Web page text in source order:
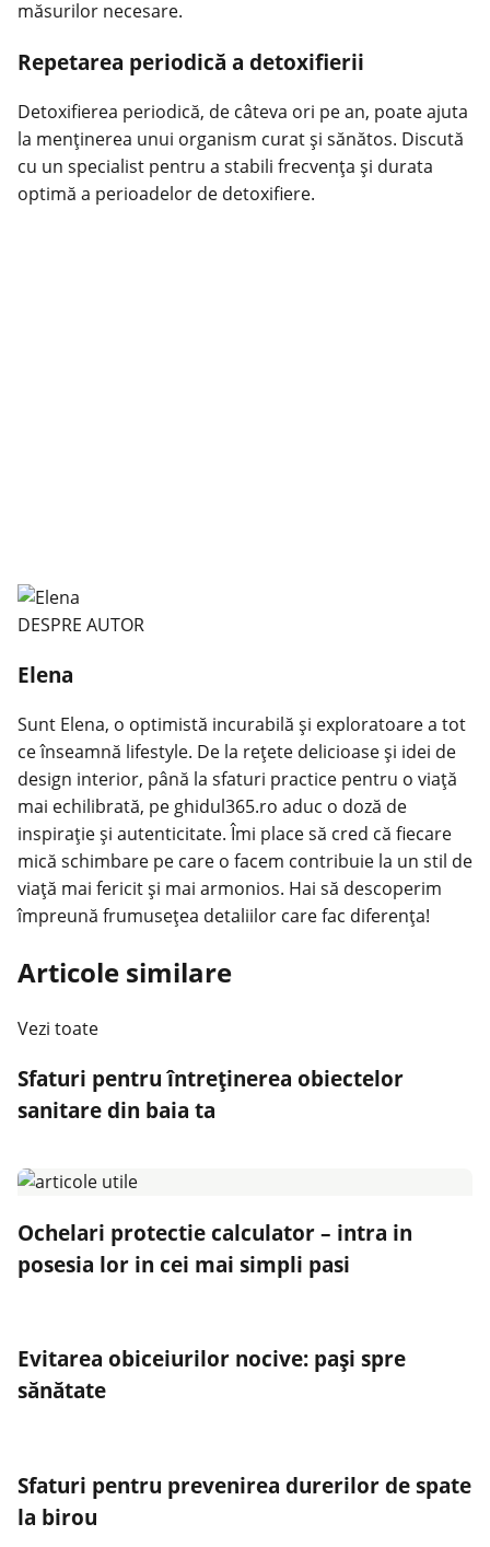
măsurilor necesare.
Repetarea periodică a detoxifierii
Detoxifierea periodică, de câteva ori pe an, poate ajuta
la menținerea unui organism curat și sănătos. Discută
cu un specialist pentru a stabili frecvența și durata
optimă a perioadelor de detoxifiere.
DESPRE AUTOR
Elena
Sunt Elena, o optimistă incurabilă și exploratoare a tot
ce înseamnă lifestyle. De la rețete delicioase și idei de
design interior, până la sfaturi practice pentru o viață
mai echilibrată, pe ghidul365.ro aduc o doză de
inspirație și autenticitate. Îmi place să cred că fiecare
mică schimbare pe care o facem contribuie la un stil de
viață mai fericit și mai armonios. Hai să descoperim
împreună frumusețea detaliilor care fac diferența!
Articole similare
Vezi toate
Sfaturi pentru întreținerea obiectelor
sanitare din baia ta
Ochelari protectie calculator – intra in
posesia lor in cei mai simpli pasi
Evitarea obiceiurilor nocive: pași spre
sănătate
Sfaturi pentru prevenirea durerilor de spate
la birou